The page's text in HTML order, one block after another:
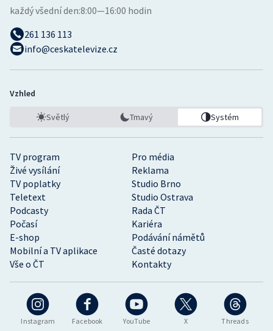
Instagram Facebook YouTube X Threads
TV program
Pro média
Živé vysílání
Reklama
TV poplatky
Studio Brno
Teletext
Studio Ostrava
Podcasty
Rada ČT
Počasí
Kariéra
E-shop
Podávání námětů
Mobilní a TV aplikace
Časté dotazy
Vše o ČT
Kontakty
každý všední den:8:00—16:00 hodin
261 136 113
info@ceskatelevize.cz
Vzhled
Světlý Tmavý Systém